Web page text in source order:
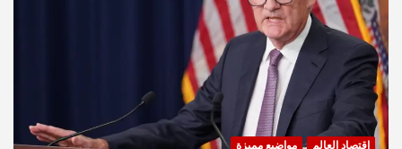
اقتصاد العالم مواضيع مميزة